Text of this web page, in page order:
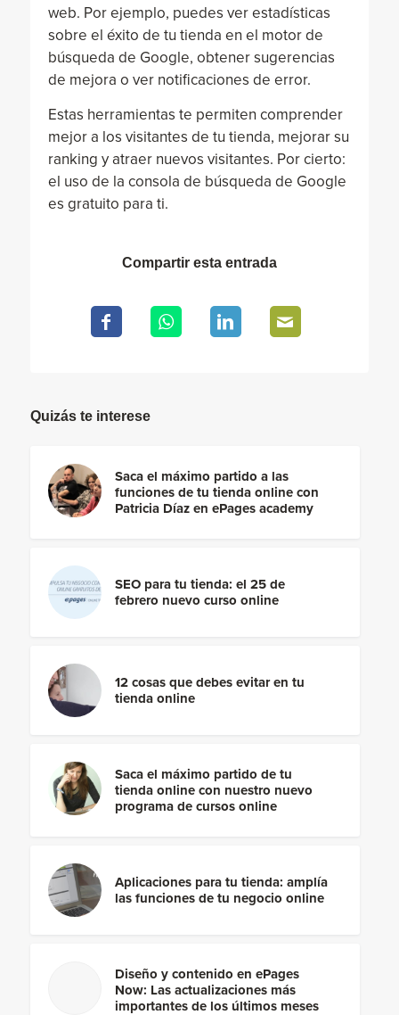
web. Por ejemplo, puedes ver estadísticas
sobre el éxito de tu tienda en el motor de
búsqueda de Google, obtener sugerencias
de mejora o ver notificaciones de error.
Estas herramientas te permiten comprender
mejor a los visitantes de tu tienda, mejorar su
ranking y atraer nuevos visitantes. Por cierto:
el uso de la consola de búsqueda de Google
es gratuito para ti.
Compartir esta entrada
Quizás te interese
Saca el máximo partido a las
funciones de tu tienda online con
Patricia Díaz en ePages academy
SEO para tu tienda: el 25 de
febrero nuevo curso online
12 cosas que debes evitar en tu
tienda online
Saca el máximo partido de tu
tienda online con nuestro nuevo
programa de cursos online
Aplicaciones para tu tienda: amplía
las funciones de tu negocio online
Diseño y contenido en ePages
Now: Las actualizaciones más
importantes de los últimos meses